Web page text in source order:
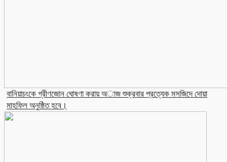
বানিয়াচংকে গ্রীণজোন ঘোষণা করায় অাজ শুক্রবার প্রত্যেক মসজিদে দোয়া
মাহফিল অনুষ্ঠিত হবে।